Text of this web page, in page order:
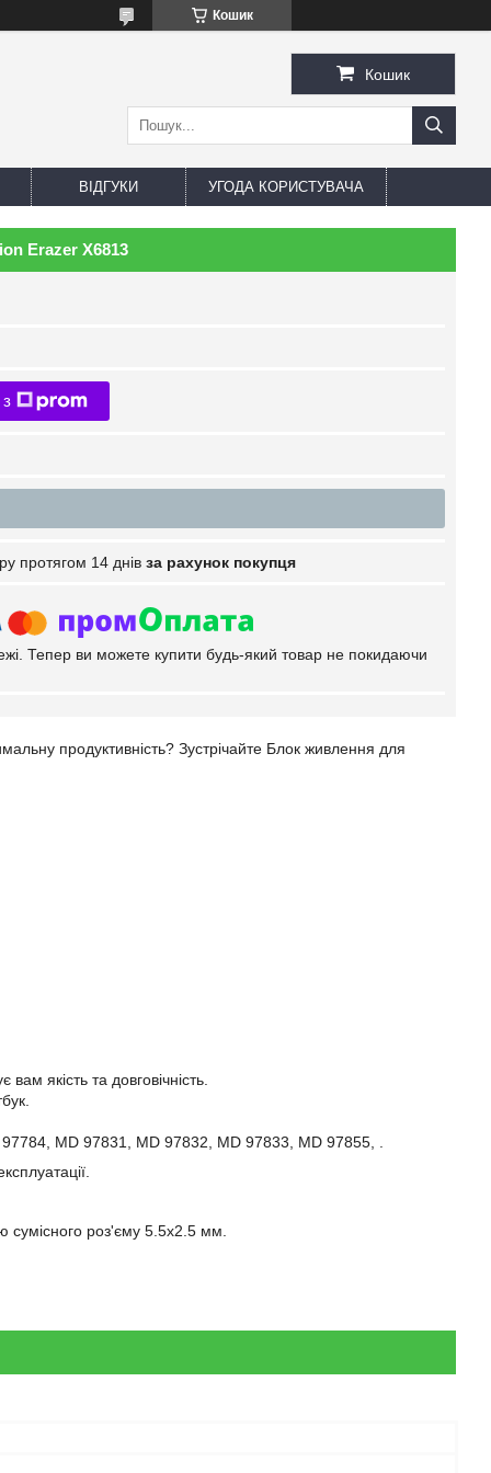
Кошик
Кошик
ВІДГУКИ УГОДА КОРИСТУВАЧА
Erazer X6813
протягом 14 днів за рахунок покупця
Тепер ви можете купити будь-який товар не покидаючи
продуктивність? Зустрічайте Блок живлення для
якість та довговічність.
MD 97831, MD 97832, MD 97833, MD 97855, .
сумісного роз'єму 5.5x2.5 мм.